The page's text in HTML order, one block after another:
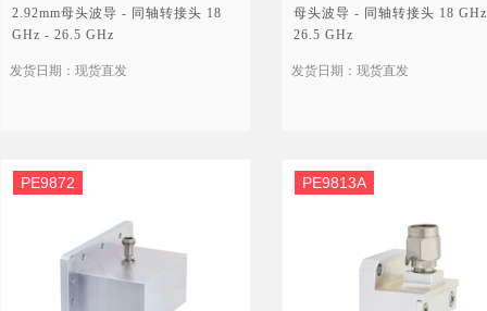
2.92mm母头波导 - 同轴转接头 18
GHz - 26.5 GHz
发货日期：现货直发
母头波导 - 同轴转接头 18
26.5 GHz
发货日期：现货直发
PE9872 PE9813A